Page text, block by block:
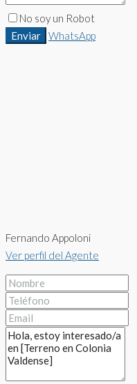
No soy un Robot
Enviar
WhatsApp
Fernando Appoloni
Ver perfil del Agente